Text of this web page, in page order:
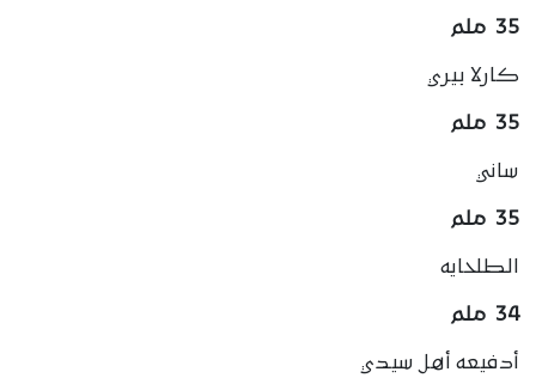
35 ملم
كارلا بيري
35 ملم
ساني
35 ملم
الطلحايه
34 ملم
أدفيعه أهل سيدي